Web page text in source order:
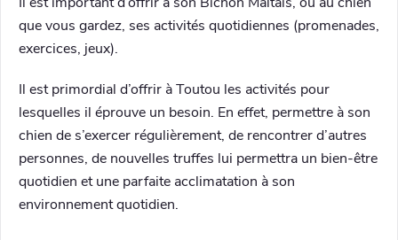
que vous gardez, ses activités quotidiennes (promenades,
exercices, jeux).
Il est primordial d’offrir à Toutou les activités pour
lesquelles il éprouve un besoin. En effet, permettre à son
chien de s’exercer régulièrement, de rencontrer d’autres
personnes, de nouvelles truffes lui permettra un bien-être
quotidien et une parfaite acclimatation à son
environnement quotidien.